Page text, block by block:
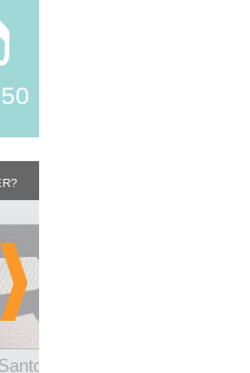
Santoni for Mercedes AMG